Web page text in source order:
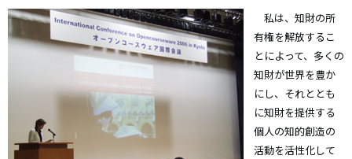
私は、知財の所
有権を解放するこ
とによって、多くの
知財が世界を豊か
にし、それととも
に知財を提供する
個人の知的創造の
活動を活性化して